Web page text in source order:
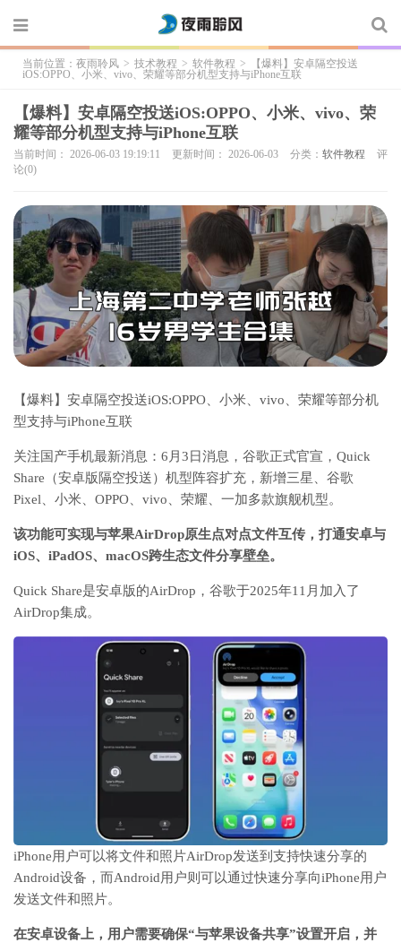
当前位置： 夜雨聆风 > 技术教程 > 软件教程 >
【爆料】安卓隔空投送
iOS:OPPO、小米、vivo、荣耀等部分机型支持与iPhone互联
【爆料】安卓隔空投送iOS:OPPO、小米、vivo、荣
耀等部分机型支持与iPhone互联
当前时间： 2026-06-03 19:19:11 更新时间： 2026-06-03 分类： 软件教程
评
论(0)
【爆料】安卓隔空投送iOS:OPPO、小米、vivo、荣耀等部分机
型支持与iPhone互联
关注国产手机最新消息： 6月3日消息，谷歌正式官宣，Quick
Share（安卓版隔空投送）机型阵容扩充，新增三星、谷歌
Pixel、小米、OPPO、vivo、荣耀、一加多款旗舰机型。
该功能可实现与苹果AirDrop原生点对点文件互传，打通安卓与
iOS、iPadOS、macOS跨生态文件分享壁垒。
Quick Share是安卓版的AirDrop，谷歌于2025年11月加入了
AirDrop集成。
iPhone用户可以将文件和照片AirDrop发送到支持快速分享的
Android设备，而Android用户则可以通过快速分享向iPhone用户
发送文件和照片。
在安卓设备上，用户需要确保“与苹果设备共享”设置开启，并